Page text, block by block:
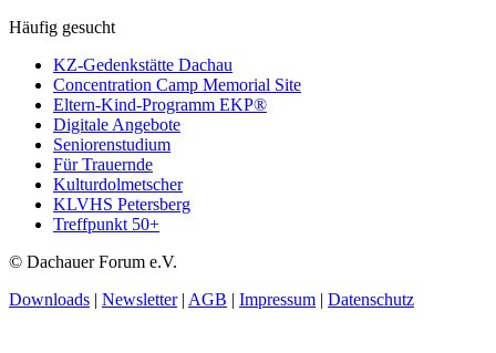
Häufig gesucht
KZ-Gedenkstätte Dachau
Concentration Camp Memorial Site
Eltern-Kind-Programm EKP®
Digitale Angebote
Seniorenstudium
Für Trauernde
Kulturdolmetscher
KLVHS Petersberg
Treffpunkt 50+
© Dachauer Forum e.V.
Downloads | Newsletter| AGB | Impressum | Datenschutz